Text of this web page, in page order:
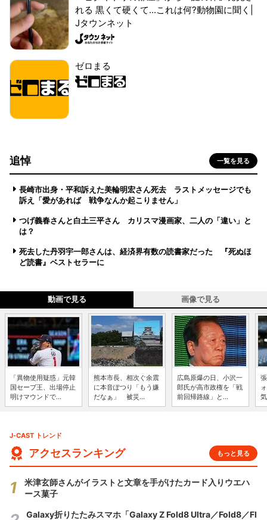
れる 黒くて硬くて...これは何?動物園に聞く|
Jタウンネット
ゼロまる
追悼 一覧を見る
長崎市出身・平和訴えた美輪明宏さん死去 ラストメッセージでも
訴え「愛があれば 戦争なんか起こりません」
つげ義春さんと白土三平さん カリスマ漫画家、二人の「違い」と
は？
死去した丹羽宇一郎さんは、経済界有数の読書家だった 『死ぬほ
ど読書』ベストセラーに
動画で見る 画像で見る
「異物使用疑惑」元韓
国セーブ王、出場停止
明けマウンドで...
熊本市長、相次ぐ余震
に本音ぽつり「もう嫌
だなぁ」 被災...
広島原爆の日、小沢一
郎氏が高市政権を「戦
前回帰路線」と...
J-CAST トレンド
アクセスランキング もっと見る
米津玄師さんがイラストと文章を手がけたカード入りウエハ
ース菓子
Galaxy折りたたみスマホ「Galaxy Z Fold8 Ultra／Fold8／Fl